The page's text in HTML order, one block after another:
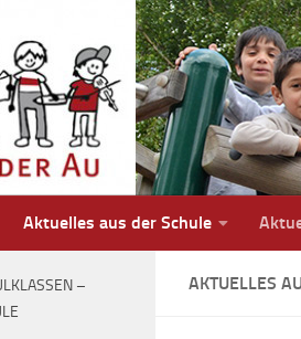
Aktuelles aus der Schule
AKTUELLES
–